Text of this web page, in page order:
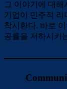
그 이야기에 대
기업이 민주적 리
착시한다. 바로
공률을 저하시키